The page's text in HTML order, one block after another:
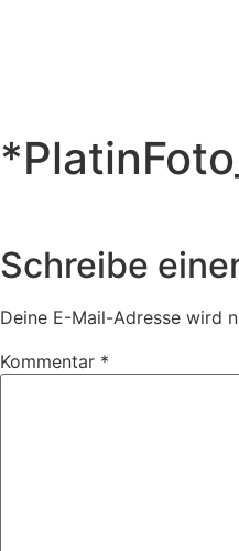
Schreibe
Deine E-Mail-Adresse wird
Kommentar *